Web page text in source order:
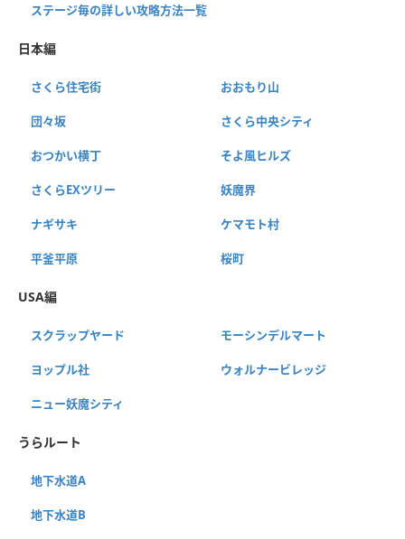
ステージ毎の詳しい攻略方法一覧
日本編
さくら住宅街 おおもり山
団々坂 さくら中央シティ
おつかい横丁 そよ風ヒルズ
さくらEXツリー 妖魔界
ナギサキ ケマモト村
平釜平原 桜町
USA編
スクラップヤード モーシンデルマート
ヨップル社 ウォルナービレッジ
ニュー妖魔シティ
うらルート
地下水道A
地下水道B